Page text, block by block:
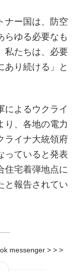
ナー国は、防空
らゆる必要なも
私たちは、必要
あり続ける」と
によるウクライ
り、各地の電力
ライナ大統領府
っていると発表
住宅着弾地点に
と報告されてい
messenger > > >